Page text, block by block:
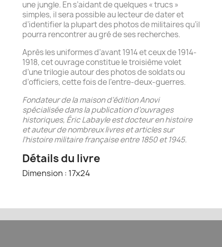
une jungle. En s’aidant de quelques « trucs »
simples, il sera possible au lecteur de dater et
d’identifier la plupart des photos de militaires qu’il
pourra rencontrer au gré de ses recherches.
Après les uniformes d’avant 1914 et ceux de 1914-
1918, cet ouvrage constitue le troisième volet
d’une trilogie autour des photos de soldats ou
d’officiers, cette fois de l’entre-deux-guerres.
Fondateur de la maison d’édition Anovi
spécialisée dans la publication d’ouvrages
historiques, Éric Labayle est docteur en histoire
et auteur de nombreux livres et articles sur
l’histoire militaire française entre 1850 et 1945.
Détails du livre
Dimension : 17x24